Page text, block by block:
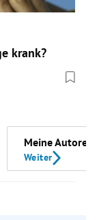
krank?
Meine Autoren
Weiter